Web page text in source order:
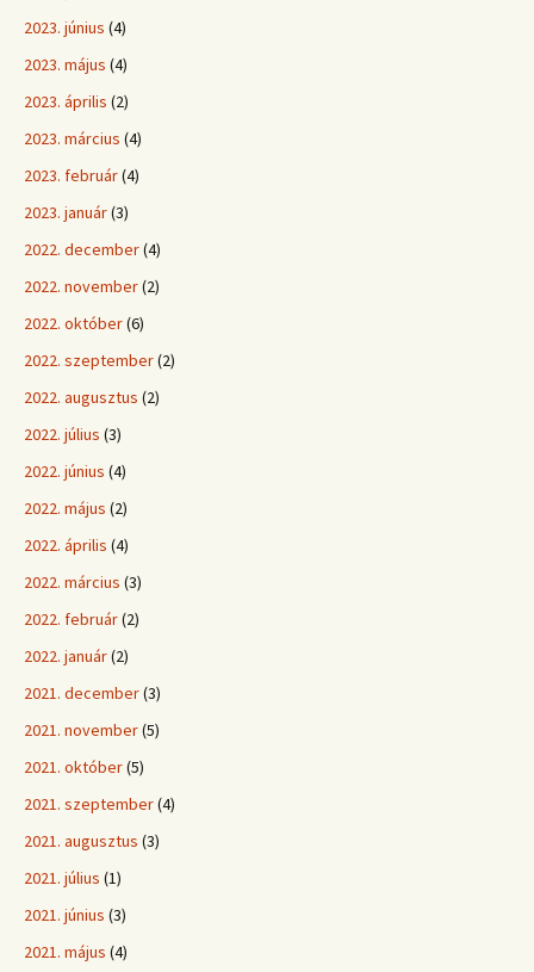
2023. június (4)
2023. május (4)
2023. április (2)
2023. március (4)
2023. február(4)
2023. január(3)
2022. december(4)
2022. november(2)
2022. október(6)
2022. szeptember(2)
2022. augusztus (2)
2022. július (3)
2022. június (4)
2022. május (2)
2022. április (4)
2022. március (3)
2022. február(2)
2022. január(2)
2021. december(3)
2021. november(5)
2021. október(5)
2021. szeptember(4)
2021. augusztus (3)
2021. július (1)
2021. június (3)
2021. május (4)